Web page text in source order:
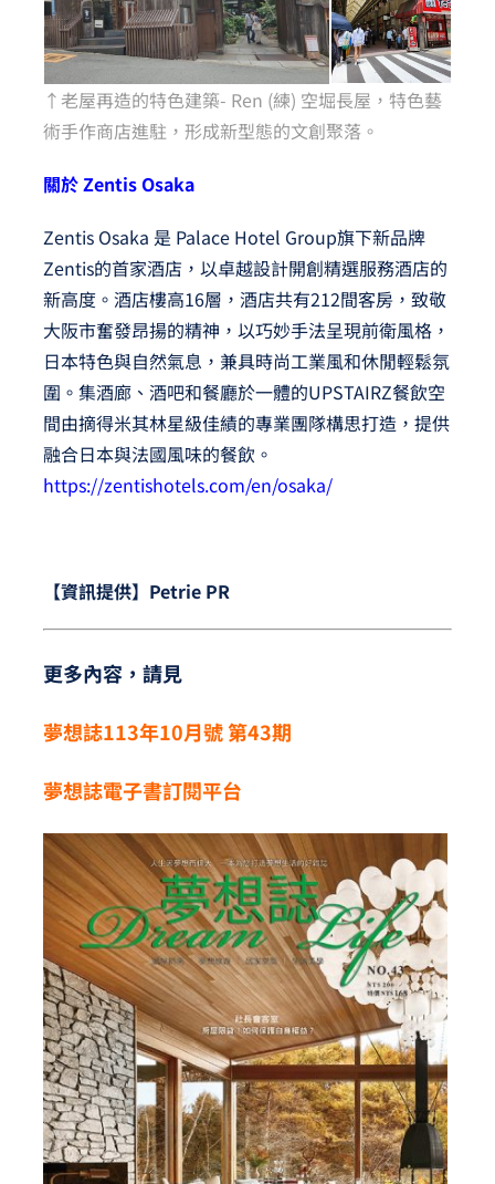
↑老屋再造的特色建築- Ren (練) 空堀長屋，特色藝
術手作商店進駐，形成新型態的文創聚落。
關於 Zentis Osaka
Zentis Osaka 是 Palace Hotel Group旗下新品牌
Zentis的首家酒店，以卓越設計開創精選服務酒店的
新高度。酒店樓高16層，酒店共有212間客房，致敬
大阪市奮發昂揚的精神，以巧妙手法呈現前衛風格，
日本特色與自然氣息，兼具時尚工業風和休閒輕鬆氛
圍。集酒廊、酒吧和餐廳於一體的UPSTAIRZ餐飲空
間由摘得米其林星級佳績的專業團隊構思打造，提供
融合日本與法國風味的餐飲。
https://zentishotels.com/en/osaka/
【資訊提供】Petrie PR
更多內容，請見
夢想誌113年10月號 第43期
夢想誌電子書訂閱平台